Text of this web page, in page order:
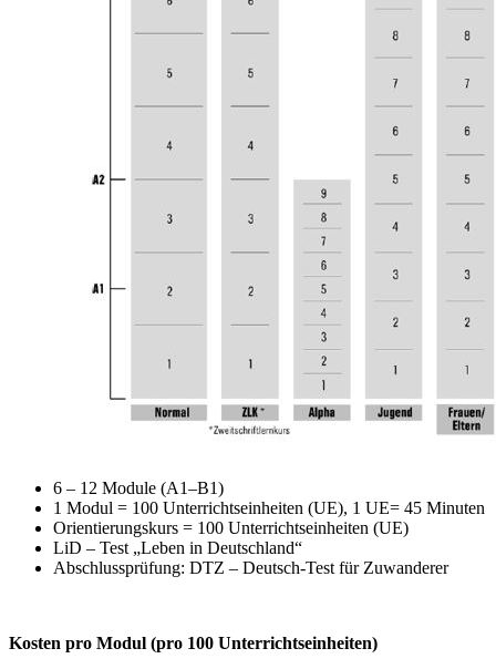
6 – 12 Module (A1–B1)
1 Modul = 100 Unterrichtseinheiten (UE), 1 UE= 45 Minuten
Orientierungskurs = 100 Unterrichtseinheiten (UE)
LiD – Test „Leben in Deutschland“
Abschlussprüfung: DTZ – Deutsch-Test für Zuwanderer
Kosten pro Modul (pro 100 Unterrichtseinheiten)